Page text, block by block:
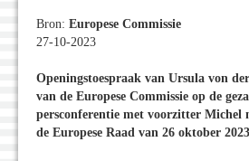
Bron: Europese Commissie
27-10-2023
Openingstoespraak van Ursula von
van de Europese Commissie op de
persconferentie met voorzitter Michel
de Europese Raad van 26 oktober